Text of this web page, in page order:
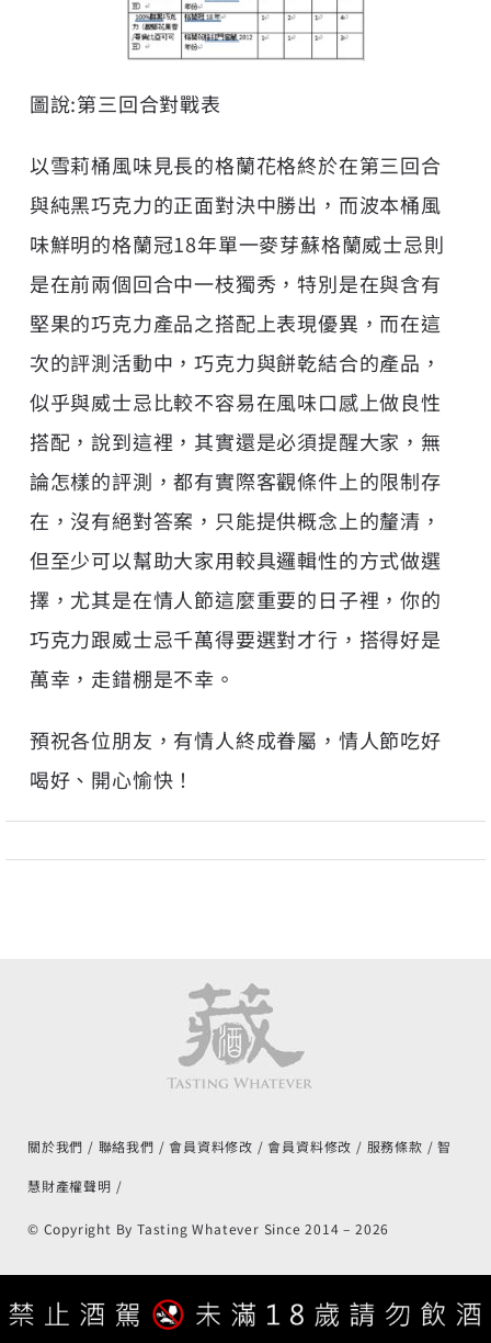
圖說:第三回合對戰表
以雪莉桶風味見長的格蘭花格終於在第三回合
與純黑巧克力的正面對決中勝出，而波本桶風
味鮮明的格蘭冠18年單一麥芽蘇格蘭威士忌則
是在前兩個回合中一枝獨秀，特別是在與含有
堅果的巧克力產品之搭配上表現優異，而在這
次的評測活動中，巧克力與餅乾結合的產品，
似乎與威士忌比較不容易在風味口感上做良性
搭配，說到這裡，其實還是必須提醒大家，無
論怎樣的評測，都有實際客觀條件上的限制存
在，沒有絕對答案，只能提供概念上的釐清，
但至少可以幫助大家用較具邏輯性的方式做選
擇，尤其是在情人節這麼重要的日子裡，你的
巧克力跟威士忌千萬得要選對才行，搭得好是
萬幸，走錯棚是不幸。
預祝各位朋友，有情人終成眷屬，情人節吃好
喝好、開心愉快！
關於我們 聯絡我們 會員資料修改 會員資料修改 服務條款 智
慧財產權聲明
© Copyright By Tasting Whatever Since 2014 – 2026